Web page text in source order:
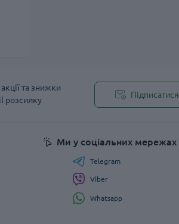
та знижки
розсилку
Підписатися
Ми у соціальних мережах
Telegram
Viber
Whatsapp